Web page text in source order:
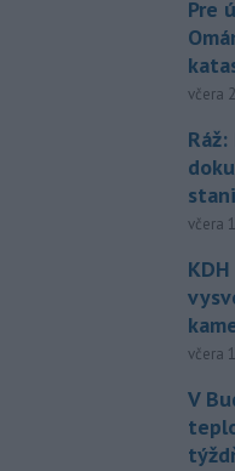
Pre
včera
včera
včera
V